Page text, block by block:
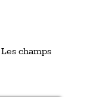
Les champs